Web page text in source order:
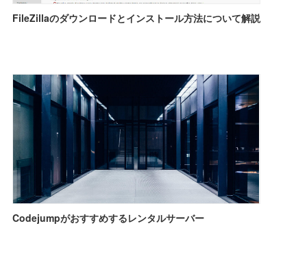
FileZillaのダウンロードとインストール方法について解説
Codejumpがおすすめするレンタルサーバー